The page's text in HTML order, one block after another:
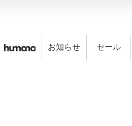
お知らせ セール